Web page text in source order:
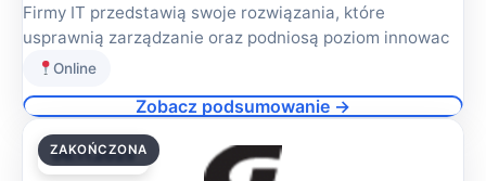
Firmy IT przedstawią swoje rozwiązania, które
usprawnią zarządzanie oraz podniosą poziom innowac
Online
Zobacz podsumowanie →
06.11.2025
ZAKOŃCZONA